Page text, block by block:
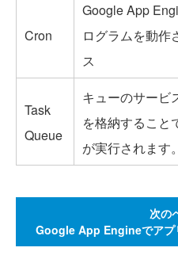
Cron
Google App
ログラムを動作
ス
Task
Queue
キューのサービ
を格納すること
が実行されます。
次の
Google App Engineでアプ